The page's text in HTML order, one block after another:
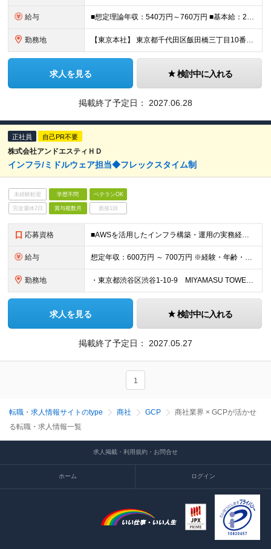
給与 ■想定理論年収：540万円～760万円 ■基本給：286,500円～401,500円 ※経験・能力等を考慮の上、決定いたします。 ※想定理論年収：基本給＋時間外手当＋賞与 ※時間外手当：勤務実績に応じ
勤務地 【東京本社】 東京都千代田区飯田橋三丁目10番10号 ガーデンエアタワー ※当面は東京本社での勤務を想定しておりますが、将来的に転勤の可能性があります ※入社時8営業日、東京本社で集合研修がございます
求人を見る 検討中に入れる
掲載終了予定日： 2027.06.28
正社員 自己PR不要
株式会社アンドエスティＨＤ
インフラ/ミドルウェア担当◆フレックスタイム制
未経験歓迎 学歴不問 ベテランOK
完全週休2日 賞与複数月 面接1回
応募資格 ■AWSを活用したインフラ構築・運用の実務経験（3年以上） ■SIerやパートナーベンダー、オフショアチームなどをコントロールし、 プロジェクトを推進した経験（PM/PL経験） ■以下いずれかのミド
給与 想定年収：600万円 ～ 700万円 ※経験・年齢・前給を考慮の上決定します ※試用期間3ヶ月（給与や諸待遇は変わりません）
勤務地 ・東京都渋谷区渋谷1-10-9 MIYAMASU TOWER ※変更の範囲：上記を除く当社関連勤務地
求人を見る 検討中に入れる
掲載終了予定日： 2027.05.27
1
転職・求人情報サイトのtype 商社 GCP
商社業界 × GCPが活かせ
る転職・求人情報一覧
求人掲載・利用規約・お問合せ
ホーム ログイン